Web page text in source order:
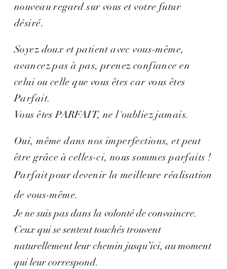
nouveau regard sur vous et votre futur
désiré.
Soyez doux et patient avec vous-même,
avancez pas à pas, prenez confiance en
celui ou celle que vous êtes car vous êtes
Parfait.
Vous êtes PARFAIT, ne l'oubliez jamais.
Oui, même dans nos imperfections, et peut
être grâce à celles-ci, nous sommes parfaits !
Parfait pour devenir la meilleure réalisation
de vous-même.
Je ne suis pas dans la volonté de convaincre.
Ceux qui se sentent touchés trouvent
naturellement leur chemin jusqu’ici, au moment
qui leur correspond.